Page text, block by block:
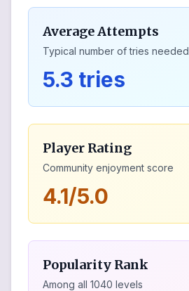
Average Attempts
Typical number of tries needed
5.3 tries
Player Rating
Community enjoyment score
4.1/5.0
Popularity Rank
Among all 1040 levels